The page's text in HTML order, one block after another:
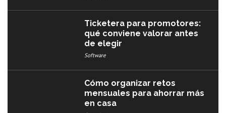
Ticketera para promotores:
qué conviene valorar antes
de elegir
Software
Cómo organizar retos
mensuales para ahorrar más
en casa